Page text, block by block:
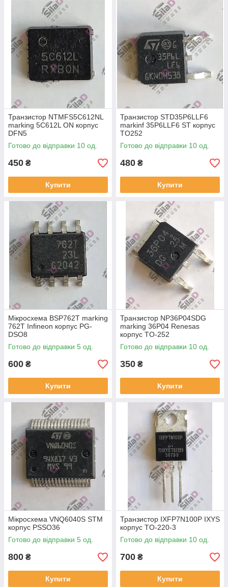
Транзистор NTMFS5C612NL
marking 5C612L ON корпус
DFN5
Готово до відправки 10 од.
450 ₴
Купити
Транзистор STD35P6LLF6
markinf 35P6LLF6 ST корпус
TO252
Готово до відправки 10 од.
480 ₴
Купити
Мікросхема BSP762T marking
762T Infineon корпус PG-
DSO8
Готово до відправки 5 од.
600 ₴
Купити
Транзистор NP36P04SDG
marking 36P04 Renesas
корпус TO-252
Готово до відправки 10 од.
350 ₴
Купити
Мікросхема VNQ6040S STM
корпус PSSO36
Готово до відправки 5 од.
800 ₴
Купити
Транзистор IXFP7N100P IXYS
корпус TO-220-3
Готово до відправки 10 од.
700 ₴
Купити